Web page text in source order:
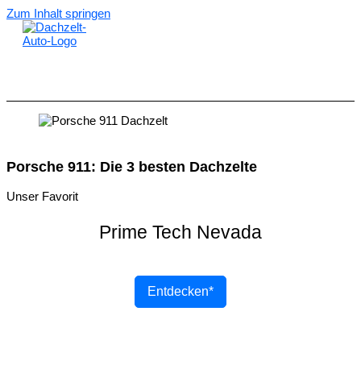
Zum Inhalt springen
Porsche 911: Die 3 besten Dachzelte
Unser Favorit
Prime Tech Nevada
Entdecken*